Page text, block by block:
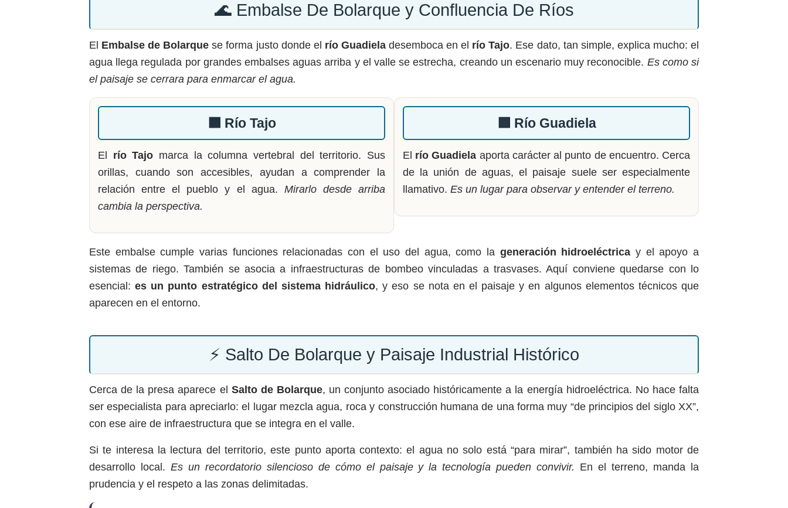
🌊 Embalse De Bolarque y Confluencia De Ríos
El Embalse de Bolarque se forma justo donde el río Guadieladesemboca en el río Tajo. Ese dato, tan simple, explica mucho: el
agua llega regulada por grandes embalses aguas arriba y el valle se estrecha, creando un escenario muy reconocible. Es como si
el paisaje se cerrara para enmarcar el agua.
🟦 Río Tajo
El río Tajo marca la columna vertebral del territorio. Sus
orillas, cuando son accesibles, ayudan a comprender la
relación entre el pueblo y el agua. Mirarlo desde arriba
cambia la perspectiva.
🟩 Río Guadiela
El río Guadiela aporta carácter al punto de encuentro. Cerca
de la unión de aguas, el paisaje suele ser especialmente
llamativo. Es un lugar para observar y entender el terreno.
Este embalse cumple varias funciones relacionadas con el uso del agua, como la generación hidroeléctrica y el apoyo a
sistemas de riego. También se asocia a infraestructuras de bombeo vinculadas a trasvases. Aquí conviene quedarse con lo
esencial:es un punto estratégico del sistema hidráulico, y eso se nota en el paisaje y en algunos elementos técnicos que
aparecen en el entorno.
⚡ Salto De Bolarque y Paisaje Industrial Histórico
Cerca de la presa aparece el Salto de Bolarque, un conjunto asociado históricamente a la energía hidroeléctrica. No hace falta
ser especialista para apreciarlo: el lugar mezcla agua, roca y construcción humana de una forma muy “de principios del siglo XX”,
con ese aire de infraestructura que se integra en el valle.
Si te interesa la lectura del territorio, este punto aporta contexto: el agua no solo está “para mirar”, también ha sido motor de
desarrollo local. Es un recordatorio silencioso de cómo el paisaje y la tecnología pueden convivir. En el terreno, manda la
prudencia y el respeto a las zonas delimitadas.